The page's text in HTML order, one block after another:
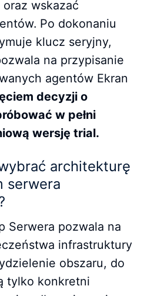
oraz wskazać
Po dokonaniu
klucz seryjny,
na przypisanie
agentów Ekran
decyzji o
w pełni
wersję trial.
architekturę
serwera
Serwera pozwala na
infrastruktury
obszaru, do
tylko konkretni